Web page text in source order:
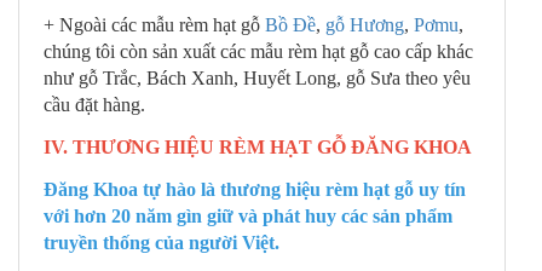
+ Ngoài các mẫu rèm hạt gỗ Bồ Đề, gỗ Hương, Pơmu,
chúng tôi còn sản xuất các mẫu rèm hạt gỗ cao cấp khác
như gỗ Trắc, Bách Xanh, Huyết Long, gỗ Sưa theo yêu
cầu đặt hàng.
IV. THƯƠNG HIỆU RÈM HẠT GỖ ĐĂNG KHOA
Đăng Khoa tự hào là thương hiệu rèm hạt gỗ uy tín
với hơn 20 năm gìn giữ và phát huy các sản phẩm
truyền thống của người Việt.